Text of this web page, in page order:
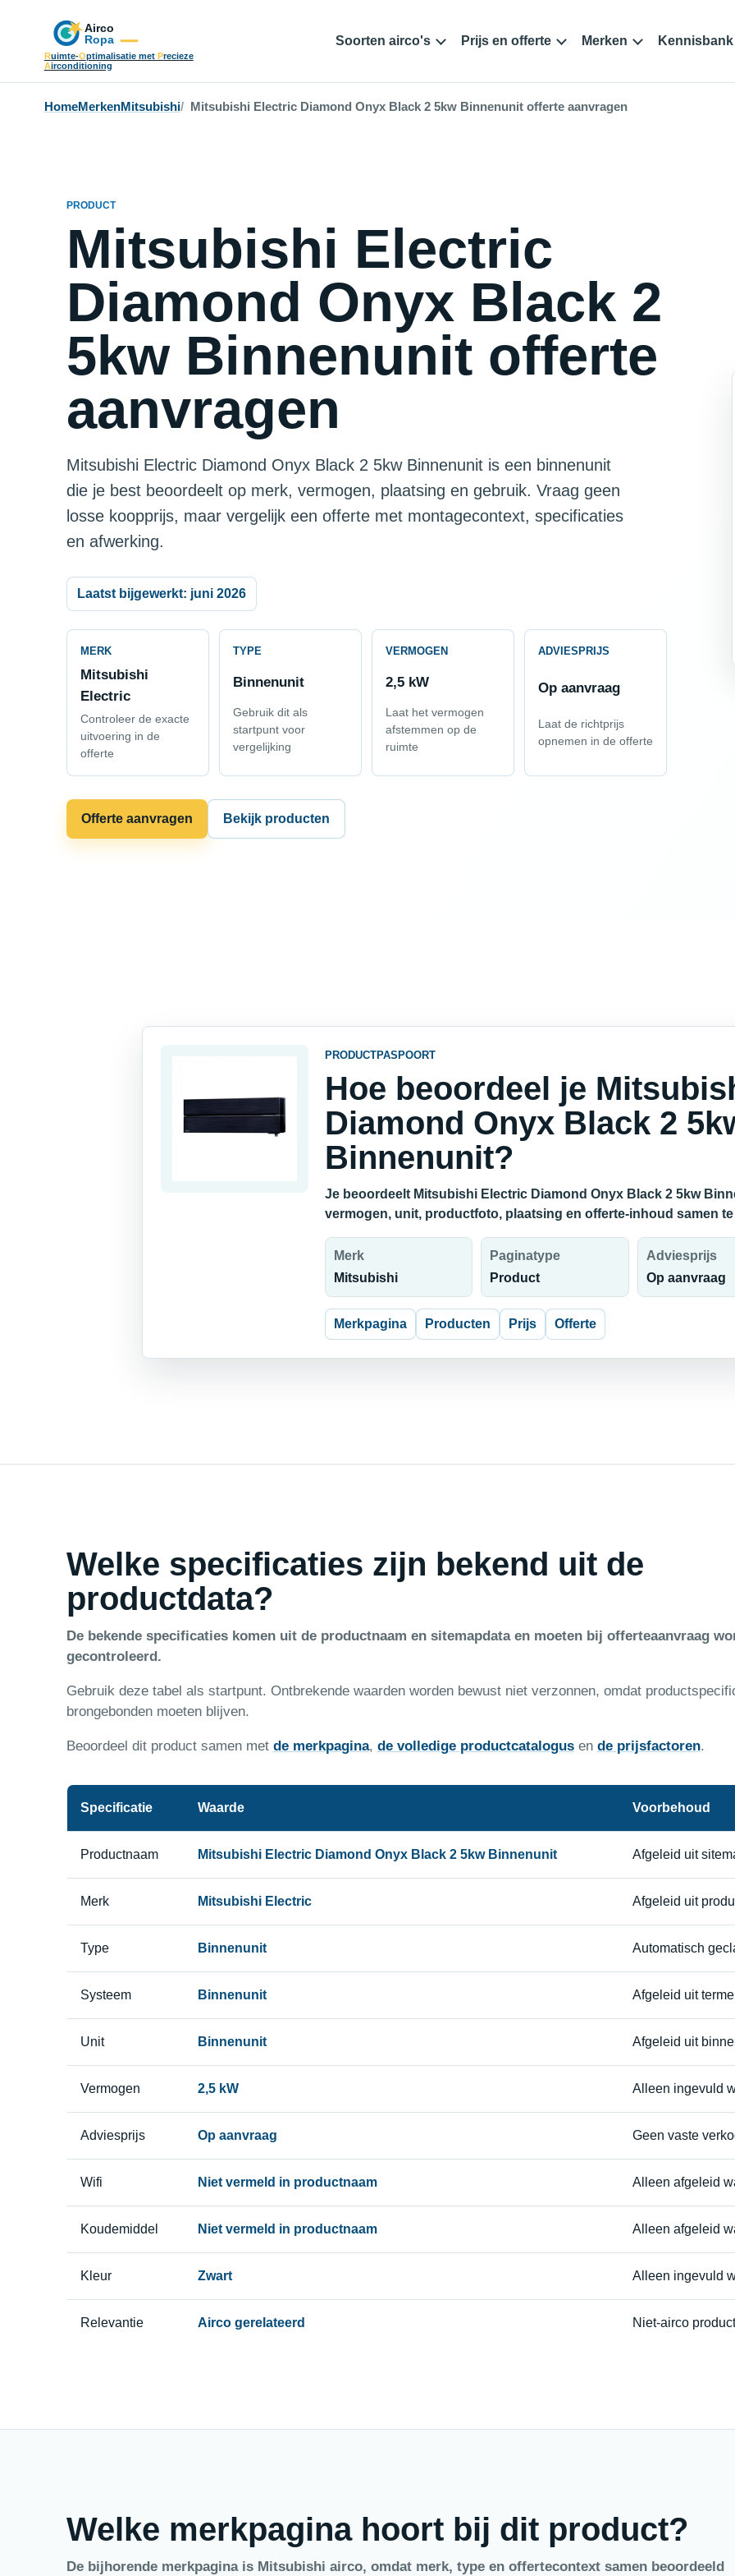
Ruimte-Optimalisatie met Precieze
Airconditioning
Soorten airco's Prijs en offerte Merken Kennisbank
HomeMerkenMitsubishi Mitsubishi Electric Diamond Onyx Black 2 5kw Binnenunit offerte aanvragen
PRODUCT
Mitsubishi Electric
Diamond Onyx Black 2
5kw Binnenunit offerte
aanvragen
Mitsubishi Electric Diamond Onyx Black 2 5kw Binnenunit is een binnenunit
die je best beoordeelt op merk, vermogen, plaatsing en gebruik. Vraag geen
losse koopprijs, maar vergelijk een offerte met montagecontext, specificaties
en afwerking.
Laatst bijgewerkt: juni 2026
MERK
Mitsubishi
Electric
Controleer de exacte
uitvoering in de
offerte
TYPE
Binnenunit
Gebruik dit als
startpunt voor
vergelijking
VERMOGEN
2,5 kW
Laat het vermogen
afstemmen op de
ruimte
ADVIESPRIJS
Op aanvraag
Laat de richtprijs
opnemen in de offerte
Offerte aanvragen Bekijk producten
PRODUCTPASPOORT
Hoe beoordeel je
Diamond Onyx Black 2
Binnenunit?
Je beoordeelt Mitsubishi Electric Diamond Onyx Black 2 5kw
vermogen, unit, productfoto, plaatsing en offerte-inhoud samen
Merk
Mitsubishi
Paginatype
Product
Adviesprijs
Op aanvraag
Merkpagina Producten Prijs Offerte
Welke specificaties zijn bekend uit de
productdata?
De bekende specificaties komen uit de productnaam en sitemapdata en moeten bij offerteaanvraag
gecontroleerd.
Gebruik deze tabel als startpunt. Ontbrekende waarden worden bewust niet verzonnen, omdat
brongebonden moeten blijven.
Beoordeel dit product samen met de merkpagina, de volledige productcatalogusen de prijsfactoren.
Specificatie Waarde Voorbehoud
Productnaam Mitsubishi Electric Diamond Onyx Black 2 5kw Binnenunit Afgeleid uit
Merk Mitsubishi Electric Afgeleid uit
Type Binnenunit Automatisch
Systeem Binnenunit Afgeleid uit
Unit Binnenunit Afgeleid uit
Vermogen 2,5 kW Alleen ingevuld
Adviesprijs Op aanvraag Geen vaste
Wifi Niet vermeld in productnaam Alleen afgeleid
Koudemiddel Niet vermeld in productnaam Alleen afgeleid
Kleur Zwart Alleen ingevuld
Relevantie Airco gerelateerd Niet-airco
Welke merkpagina hoort bij dit product?
De bijhorende merkpagina is Mitsubishi airco, omdat merk, type en offertecontext samen beoordeeld